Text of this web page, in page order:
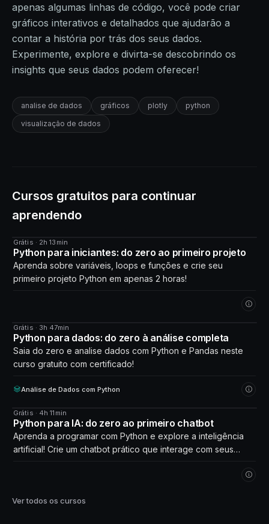
apenas algumas linhas de código, você pode criar
gráficos interativos e detalhados que ajudarão a
contar a história por trás dos seus dados.
Experimente, explore e divirta-se descobrindo os
insights que seus dados podem oferecer!
analise de dados gráficos plotly
python
visualização de dados
Cursos gratuitos para continuar
aprendendo
CURSO
Grátis · 2h 13min
Python para iniciantes: do zero ao primeiro projeto
Aprenda sobre variáveis, loops e funções e crie seu
primeiro projeto Python em apenas 2 horas!
CURSO
Grátis · 3h 47min
Python para dados: do zero à análise completa
Saia do zero e analise dados com Python e Pandas neste
curso gratuito com certificado!
Análise de Dados com Python
CURSO
Grátis · 4h 11min
Python para IA: do zero ao primeiro chatbot
Aprenda a programar com Python e explore a inteligência
artificial! Crie um chatbot prático que interage com seus
Ver todos os cursos